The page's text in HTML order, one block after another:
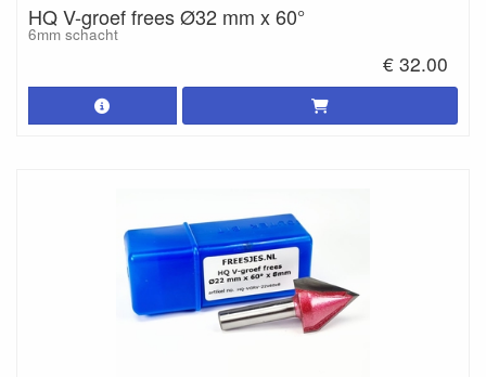
HQ V-groef frees Ø32 mm x 60°
6mm schacht
€ 32.00